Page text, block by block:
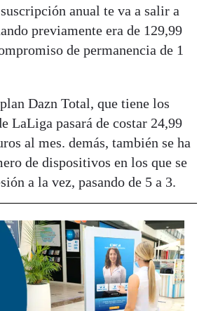
anual te va a salir a
previamente era de 129,99
de permanencia de 1
Dazn Total, que tiene los
LaLiga pasará de costar 24,99
al mes. demás, también se ha
de dispositivos en los que se
a la vez, pasando de 5 a 3.